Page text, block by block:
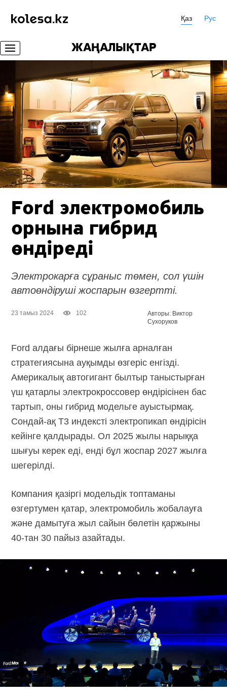
Қаз Рус
ЖАҢАЛЫҚТАР
Ford электромобиль
орнына гибрид
өндіреді
Электрокарға сұраныс төмен, сол үшін
автоөндіруші жоспарын өзгертті.
23 тамыз 2024 102
Авторы: Виктор
Сухоруков
Ford алдағы бірнеше жылға арналған
стратегиясына ауқымды өзгеріс енгізді.
Америкалық автогигант былтыр таныстырған
үш қатарлы электрокроссовер өндірісінен бас
тартып, оны гибрид модельге ауыстырмақ.
Сондай-ақ T3 индексті электропикап өндірісін
кейінге қалдырады. Ол 2025 жылы нарыққа
шығуы керек еді, енді бұл жоспар 2027 жылға
шегерілді.
Компания қазіргі модельдік топтаманы
өзгертумен қатар, электромобиль жобалауға
және дамытуға жыл сайын бөлетін қаржыны
40-тан 30 пайыз азайтады.